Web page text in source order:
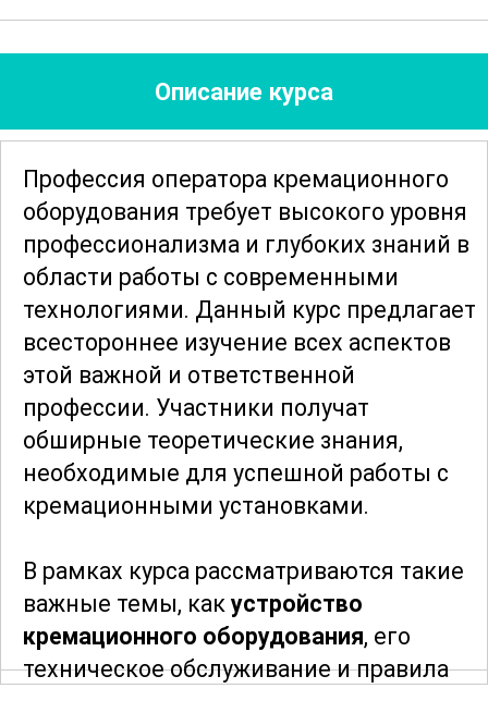
Описание курса
Профессия оператора кремационного
оборудования требует высокого уровня
профессионализма и глубоких знаний в
области работы с современными
технологиями. Данный курс предлагает
всестороннее изучение всех аспектов
этой важной и ответственной
профессии. Участники получат
обширные теоретические знания,
необходимые для успешной работы с
кремационными установками.
В рамках курса рассматриваются такие
важные темы, как устройство
кремационного оборудования, его
техническое обслуживание и правила